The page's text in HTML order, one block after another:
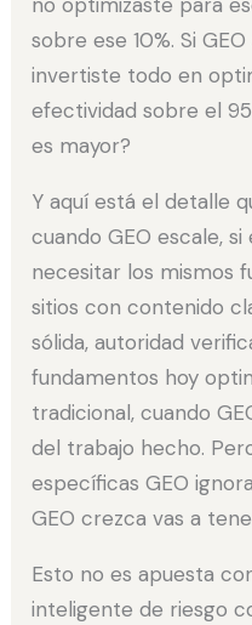
sobre ese 10%. Si
invertiste todo en
efectividad sobre el
es mayor?
Y aquí está el detalle
cuando GEO escale, si
necesitar los mismos
sitios con contenido
sólida, autoridad
fundamentos hoy
tradicional, cuando
del trabajo hecho.
específicas GEO
GEO crezca vas a
Esto no es apuesta
inteligente de riesgo